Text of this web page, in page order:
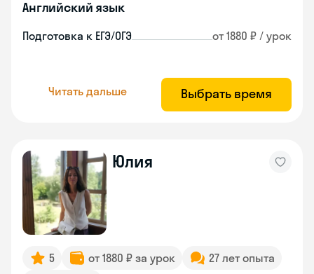
Английский язык
Подготовка к ЕГЭ/ОГЭ от 1880 ₽ / урок
Читать дальше Выбрать время
Юлия
5 от 1880 ₽ за урок
27 лет опыта